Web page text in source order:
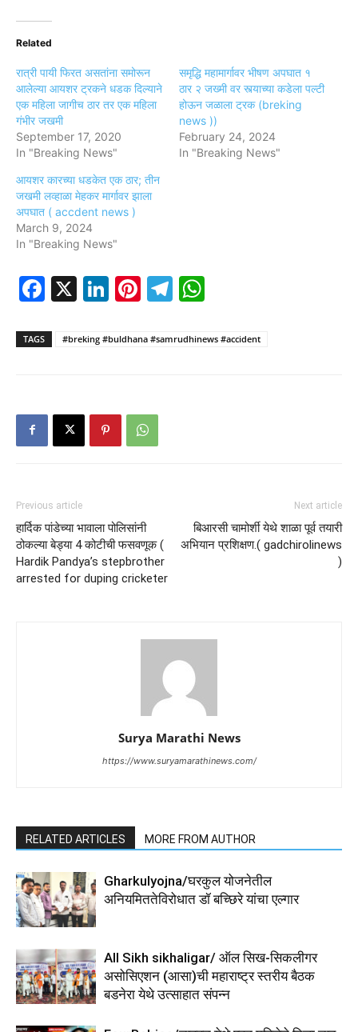
Related
रात्री पायी फिरत असतांना समोरून
आलेल्या आयशर ट्रकने धडक दिल्याने
एक महिला जागीच ठार तर एक महिला
गंभीर जखमी
September 17, 2020
In "Breaking News"
समृद्धि महामार्गावर भीषण अपघात १
ठार २ जख्मी वर स्त्याच्या कडेला पल्टी
होऊन जळाला ट्रक (breking
news ))
February 24, 2024
In "Breaking News"
आयशर कारच्या धडकेत एक ठार; तीन
जखमी लव्हाळा मेहकर मार्गावर झाला
अपघात ( accdent news )
March 9, 2024
In "Breaking News"
Facebook
X LinkedIn
Pinterest
Telegram
TAGS #breking #buldhana #samrudhinews #accident
Previous article
हार्दिक पांडेच्या भावाला पोलिसांनी
ठोकल्या बेड्या 4 कोटीची फसवणूक (
Hardik Pandya’s stepbrother
arrested for duping cricketer
Next article
बिआरसी चामोर्शी येथे शाळा पूर्व तयारी
अभियान प्रशिक्षण.( gadchirolinews
)
Surya Marathi News
https://www.suryamarathinews.com/
RELATED ARTICLES MORE FROM AUTHOR
Gharkulyojna/घरकुल योजनेतील
अनियमिततेविरोधात डॉ बच्छिरे यांचा एल्गार
All Sikh sikhaligar/ ऑल सिख-सिकलीगर
असोसिएशन (आसा)ची महाराष्ट्र स्तरीय बैठक
बडनेरा येथे उत्साहात संपन्न